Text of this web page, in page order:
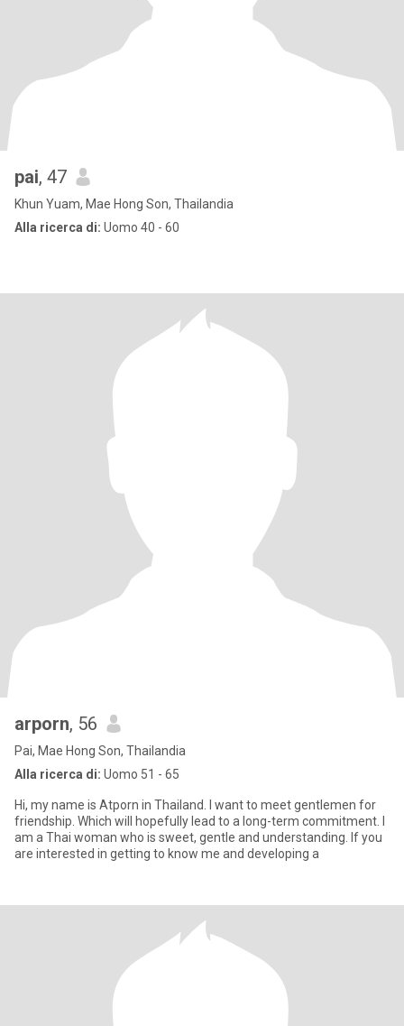
pai, 47
Khun Yuam, Mae Hong Son, Thailandia
Alla ricerca di: Uomo 40 - 60
arporn, 56
Pai, Mae Hong Son, Thailandia
Alla ricerca di: Uomo 51 - 65
Hi, my name is Atporn in Thailand. I want to meet gentlemen for
friendship. Which will hopefully lead to a long-term commitment. I
am a Thai woman who is sweet, gentle and understanding. If you
are interested in getting to know me and developing a